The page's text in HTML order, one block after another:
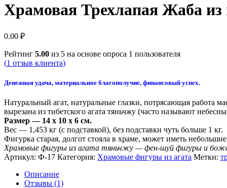
Храмовая Трехлапая Жаба из
0.00 ₽
Рейтинг 5.00 из 5 на основе опроса 1 пользователя
(1 отзыв клиента)
Денежная удача, материальное благополучие, финансовый успех.
Натуральный агат, натуральные глазки, потрясающая работа
вырезана из тибетского агата тяньчжу (часто называют
Размер — 14 x 10 x 6 см.
Вес — 1,453 кг (с подставкой), без подставки чуть больше 1 кг.
Фигурка старая, долгот стояла в храме, может иметь
Храмовые фигуры из агата тяньчжу — фен-шуй фигуры и
Артикул: Ф-17 Категория: Храмовые фигуры из агата Метки:
Описание
Отзывы (1)